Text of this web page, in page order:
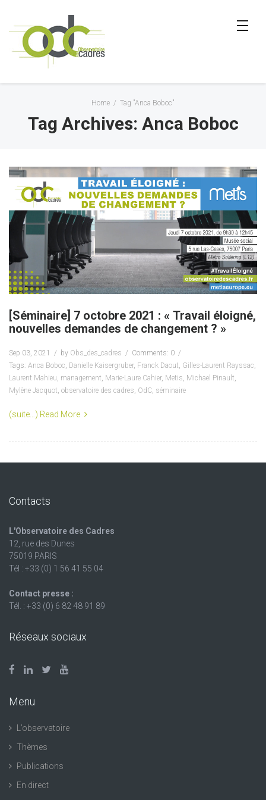
Home / Tag "Anca Boboc"
Tag Archives: Anca Boboc
[Séminaire] 7 octobre 2021 : « Travail éloigné,
nouvelles demandes de changement ? »
Sep 03, 2021 by Obs_des_cadres
Comments: 0
Tags: Anca Boboc, Danielle Kaisergruber, Franck Daout, Gilles-Laurent Rayssac,
Laurent Mahieu, management, Marie-Laure Cahier, Metis, Michael Pinault,
Mylène Jacquot, observatoire des cadres, OdC, séminaire
(suite…) Read More
Contacts
L'Observatoire des Cadres
12, rue des Dunes
75019 PARIS
Tél : +33 (0) 1 56 41 55 04
Contact presse :
Tél. : +33 (0) 6 82 48 91 89
Réseaux sociaux
Menu
L’observatoire
Thèmes
Publications
En direct